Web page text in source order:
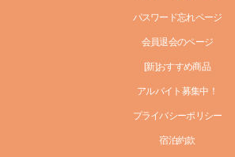
パスワード忘れページ
会員退会のページ
[新]おすすめ商品
アルバイト募集中！
プライバシーポリシー
宿泊約款